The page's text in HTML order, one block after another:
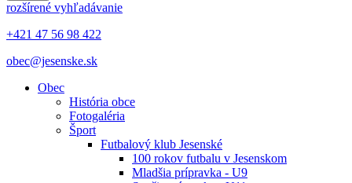
rozšírené vyhľadávanie
+421 47 56 98 422
obec@jesenske.sk
Obec
História obce
Fotogaléria
Šport
Futbalový klub Jesenské
100 rokov futbalu v Jesenskom
Mladšia prípravka - U9